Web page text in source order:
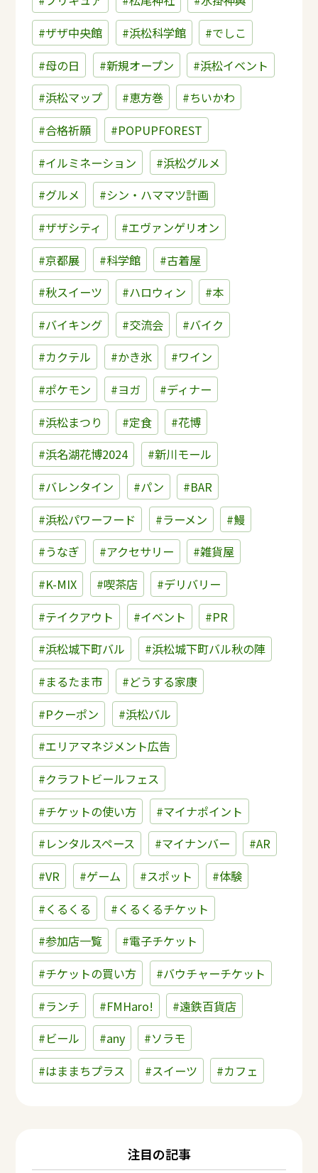
#ザザ中央館
#浜松科学館
#でしこ
#母の日
#新規オープン
#浜松イベント
#浜松マップ
#恵方巻
#ちいかわ
#合格祈願
#POPUPFOREST
#イルミネーション
#浜松グルメ
#グルメ
#シン・ハママツ計画
#ザザシティ
#エヴァンゲリオン
#京都展
#科学館
#古着屋
#秋スイーツ
#ハロウィン
#本
#バイキング
#交流会
#バイク
#カクテル
#かき氷
#ワイン
#ポケモン
#ヨガ
#ディナー
#浜松まつり
#定食
#花博
#浜名湖花博2024
#新川モール
#バレンタイン
#パン
#BAR
#浜松パワーフード
#ラーメン
#鰻
#うなぎ
#アクセサリー
#雑貨屋
#K-MIX
#喫茶店
#デリバリー
#テイクアウト
#イベント
#PR
#浜松城下町バル
#浜松城下町バル秋の陣
#まるたま市
#どうする家康
#Pクーポン
#浜松バル
#エリアマネジメント広告
#クラフトビールフェス
#チケットの使い方
#マイナポイント
#レンタルスペース
#マイナンバー
#AR
#VR
#ゲーム #スポット
#体験
#くるくる
#くるくるチケット
#参加店一覧
#電子チケット
#チケットの買い方
#バウチャーチケット
#ランチ
#FMHaro!
#遠鉄百貨店
#ビール
#any
#ソラモ
#はままちプラス
#スイーツ #カフェ
注目の記事